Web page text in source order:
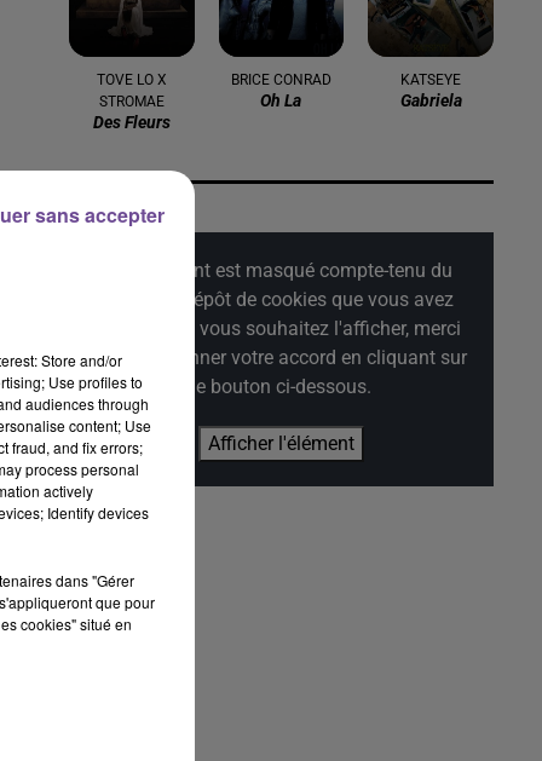
TOVE LO X
STROMAE
Des Fleurs
BRICE CONRAD
Oh La
KATSEYE
Gabriela
Cet élément est masqué compte-tenu du
refus du dépôt de cookies que vous avez
exprimé. Si vous souhaitez l'afficher, merci
de nous donner votre accord en cliquant sur
le bouton ci-dessous.
Afficher l'élément
Store and/or
Use profiles to
audiences through
content; Use
fraud, and fix errors;
process personal
actively
Identify devices
dans "Gérer
que pour
cookies" situé en
sans accepter